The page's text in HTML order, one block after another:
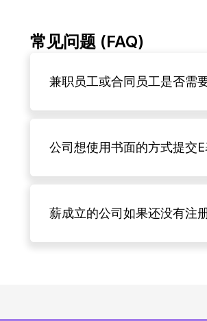
常见问题 (FAQ)
兼职员工或合同员工是否需
公司想使用书面的方式提交
薪成立的公司如果还没有注